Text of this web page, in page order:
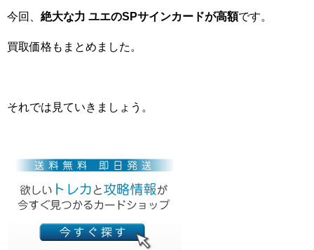
今回、 絶大な力 ユエのSPサインカードが高額です。
買取価格もまとめました。
それでは見ていきましょう。